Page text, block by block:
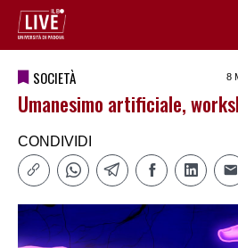
SOCIETÀ 8
Umanesimo artificiale,
CONDIVIDI